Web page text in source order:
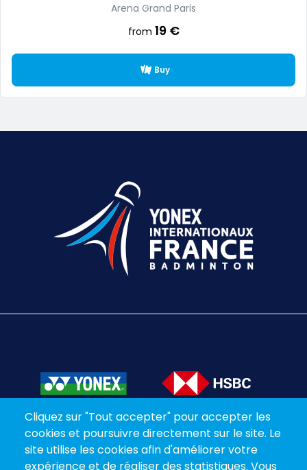
Arena Grand Paris
from 19 €
Buy
Cliquez sur "Tout accepter" pour accepter les
cookies et poursuivre directement sur le site. Le
site utilise les cookies afin d'améliorer votre
expérience et de réaliser des statistiques. Vous